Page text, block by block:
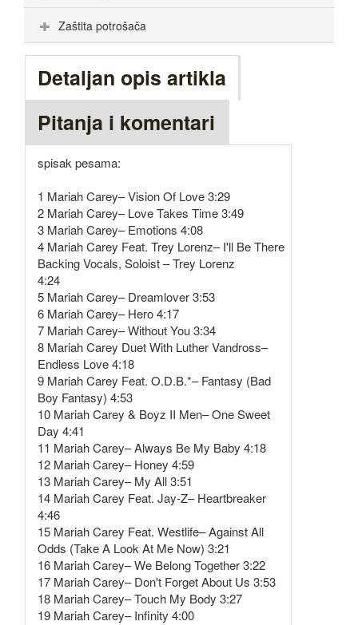
Zaštita potrošača
Detaljan opis artikla
Pitanja i komentari
spisak pesama:
1 Mariah Carey– Vision Of Love 3:29
2 Mariah Carey– Love Takes Time 3:49
3 Mariah Carey– Emotions 4:08
4 Mariah Carey Feat. Trey Lorenz– I'll Be There
Backing Vocals, Soloist – Trey Lorenz
4:24
5 Mariah Carey– Dreamlover 3:53
6 Mariah Carey– Hero 4:17
7 Mariah Carey– Without You 3:34
8 Mariah Carey Duet With Luther Vandross–
Endless Love 4:18
9 Mariah Carey Feat. O.D.B.*– Fantasy (Bad
Boy Fantasy) 4:53
10 Mariah Carey & Boyz II Men– One Sweet
Day 4:41
11 Mariah Carey– Always Be My Baby 4:18
12 Mariah Carey– Honey 4:59
13 Mariah Carey– My All 3:51
14 Mariah Carey Feat. Jay-Z– Heartbreaker
4:46
15 Mariah Carey Feat. Westlife– Against All
Odds (Take A Look At Me Now) 3:21
16 Mariah Carey– We Belong Together 3:22
17 Mariah Carey– Don't Forget About Us 3:53
18 Mariah Carey– Touch My Body 3:27
19 Mariah Carey– Infinity 4:00